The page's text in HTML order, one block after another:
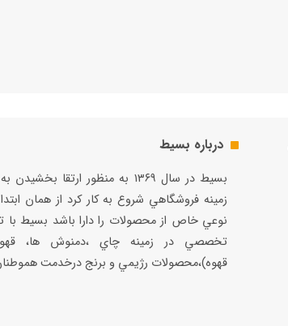
درباره بسیط
بسيط در سال ۱۳۶۹ به منظور
زمينه فروشگاهي شروع به كار كرد از همان
نوعي خاص از محصولات را دارا باشد بسيط با
تخصصي در زمينه چاي ،دمنوش ها، قهوه
قهوه)،محصولات رژيمي و برنج درخدمت